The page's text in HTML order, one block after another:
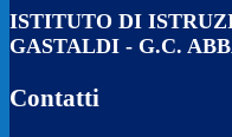
ISTITUTO DI
GASTALDI - G.C.
Contatti